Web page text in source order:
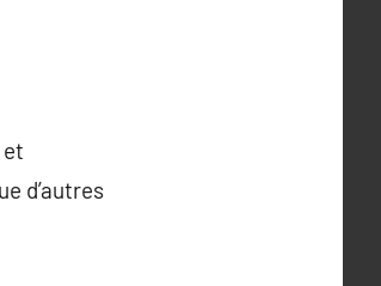
et
d’autres